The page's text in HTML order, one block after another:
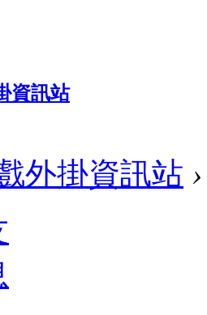
外掛資訊站 ›